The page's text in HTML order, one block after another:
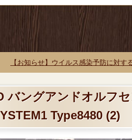
【お知らせ】ウイルス感染予防に対す
バングアンドオルフ
Type8480 (2)